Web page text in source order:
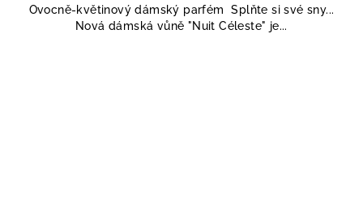
Ovocně-květinový dámský parfém Splňte si své sny...
Nová dámská vůně "Nuit Céleste" je...